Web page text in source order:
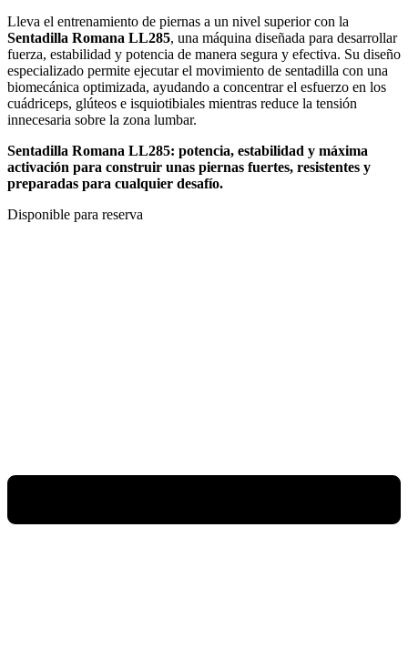
$429.990.$219.900.
Lleva el entrenamiento de piernas a un nivel superior con la
Sentadilla Romana LL285, una máquina diseñada para desarrollar
fuerza, estabilidad y potencia de manera segura y efectiva. Su diseño
especializado permite ejecutar el movimiento de sentadilla con una
biomecánica optimizada, ayudando a concentrar el esfuerzo en los
cuádriceps, glúteos e isquiotibiales mientras reduce la tensión
innecesaria sobre la zona lumbar.
Sentadilla Romana LL285: potencia, estabilidad y máxima
activación para construir unas piernas fuertes, resistentes y
preparadas para cualquier desafío.
Disponible para reserva